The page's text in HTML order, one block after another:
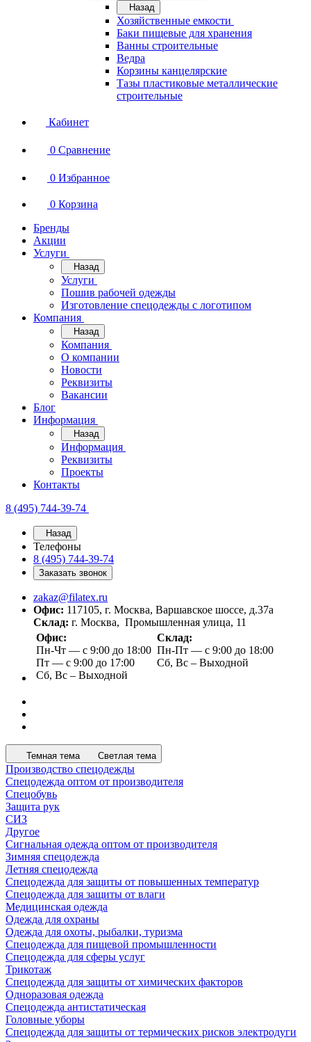
Назад
Хозяйственные емкости
Баки пищевые для хранения
Ванны строительные
Ведра
Корзины канцелярские
Тазы пластиковые металлические
строительные
Кабинет
0 Сравнение
0 Избранное
0 Корзина
Бренды
Акции
Услуги
Назад
Услуги
Пошив рабочей одежды
Изготовление спецодежды с логотипом
Компания
Назад
Компания
О компании
Новости
Реквизиты
Вакансии
Блог
Информация
Назад
Информация
Реквизиты
Проекты
Контакты
8 (495) 744-39-74
Назад
Телефоны
8 (495) 744-39-74
Заказать звонок
zakaz@filatex.ru
Офис: 117105, г. Москва, Варшавское шоссе, д.37а
Склад: г. Москва, Промышленная улица, 11
Офис:
Пн-Чт — с 9:00 до 18:00
Пт — с 9:00 до 17:00
Сб, Вс – Выходной
Склад:
Пн-Пт — с 9:00 до 18:00
Сб, Вс – Выходной
Темная тема Светлая тема
Производство спецодежды
Спецодежда оптом от производителя
Спецобувь
Защита рук
СИЗ
Другое
Сигнальная одежда оптом от производителя
Зимняя спецодежда
Летняя спецодежда
Спецодежда для защиты от повышенных температур
Спецодежда для защиты от влаги
Медицинская одежда
Одежда для охраны
Одежда для охоты, рыбалки, туризма
Спецодежда для пищевой промышленности
Спецодежда для сферы услуг
Трикотаж
Спецодежда для защиты от химических факторов
Одноразовая одежда
Спецодежда антистатическая
Головные уборы
Спецодежда для защиты от термических рисков электродуги